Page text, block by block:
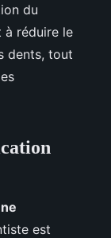
du
à réduire le
dents, tout
est